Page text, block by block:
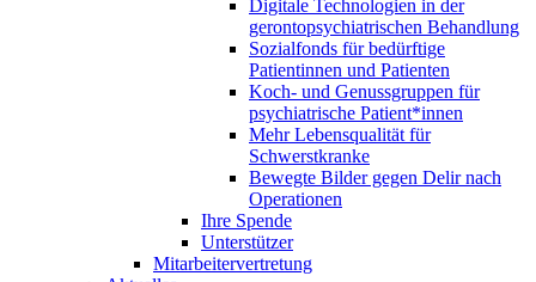
Digitale Technologien in der
gerontopsychiatrischen Behandlung
Sozialfonds für bedürftige
Patientinnen und Patienten
Koch- und Genussgruppen für
psychiatrische Patient*innen
Mehr Lebensqualität für
Schwerstkranke
Bewegte Bilder gegen Delir nach
Operationen
Ihre Spende
Unterstützer
Mitarbeitervertretung